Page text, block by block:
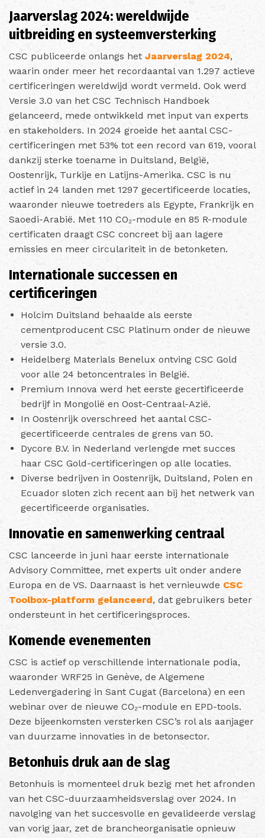
Jaarverslag 2024: wereldwijde
uitbreiding en systeemversterking
CSC publiceerde onlangs het Jaarverslag 2024,
waarin onder meer het recordaantal van 1.297 actieve
certificeringen wereldwijd wordt vermeld. Ook werd
Versie 3.0 van het CSC Technisch Handboek
gelanceerd, mede ontwikkeld met input van experts
en stakeholders. In 2024 groeide het aantal CSC-
certificeringen met 53% tot een record van 619, vooral
dankzij sterke toename in Duitsland, België,
Oostenrijk, Turkije en Latijns-Amerika. CSC is nu
actief in 24 landen met 1297 gecertificeerde locaties,
waaronder nieuwe toetreders als Egypte, Frankrijk en
Saoedi-Arabië. Met 110 CO₂-module en 85 R-module
certificaten draagt CSC concreet bij aan lagere
emissies en meer circulariteit in de betonketen.
Internationale successen en
certificeringen
Holcim Duitsland behaalde als eerste
cementproducent CSC Platinum onder de nieuwe
versie 3.0.
Heidelberg Materials Benelux ontving CSC Gold
voor alle 24 betoncentrales in België.
Premium Innova werd het eerste gecertificeerde
bedrijf in Mongolië en Oost-Centraal-Azië.
In Oostenrijk overschreed het aantal CSC-
gecertificeerde centrales de grens van 50.
Dycore B.V. in Nederland verlengde met succes
haar CSC Gold-certificeringen op alle locaties.
Diverse bedrijven in Oostenrijk, Duitsland, Polen en
Ecuador sloten zich recent aan bij het netwerk van
gecertificeerde organisaties.
Innovatie en samenwerking centraal
CSC lanceerde in juni haar eerste internationale
Advisory Committee, met experts uit onder andere
Europa en de VS. Daarnaast is het vernieuwde CSC
Toolbox-platform gelanceerd, dat gebruikers beter
ondersteunt in het certificeringsproces.
Komende evenementen
CSC is actief op verschillende internationale podia,
waaronder WRF25 in Genève, de Algemene
Ledenvergadering in Sant Cugat (Barcelona) en een
webinar over de nieuwe CO₂-module en EPD-tools.
Deze bijeenkomsten versterken CSC’s rol als aanjager
van duurzame innovaties in de betonsector.
Betonhuis druk aan de slag
Betonhuis is momenteel druk bezig met het afronden
van het CSC-duurzaamheidsverslag over 2024. In
navolging van het succesvolle en gevalideerde verslag
van vorig jaar, zet de brancheorganisatie opnieuw